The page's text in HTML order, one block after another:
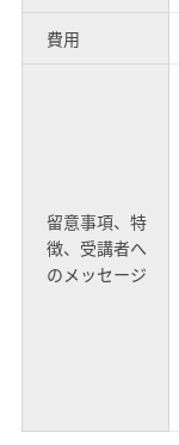
費用
留意事項、特
徴、受講者へ
のメッセージ